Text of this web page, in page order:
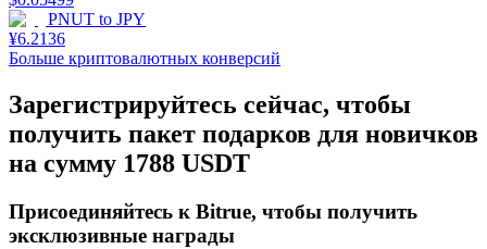
Блокировки BTR
Эксклюзивные инвестиции для владельцев BTR
PNUT to JPY
¥6.2136
Больше криптовалютных конверсий
Зарегистрируйтесь сейчас, чтобы
получить пакет подарков для новичков
на сумму 1788 USDT
Присоединяйтесь к Bitrue, чтобы получить
эксклюзивные награды